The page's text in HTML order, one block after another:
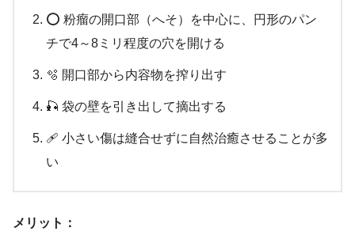
⭕ 粉瘤の開口部（へそ）を中心に、円形のパン
チで4～8ミリ程度の穴を開ける
🫧 開口部から内容物を搾り出す
🎣 袋の壁を引き出して摘出する
🩹 小さい傷は縫合せずに自然治癒させることが多
い
メリット：